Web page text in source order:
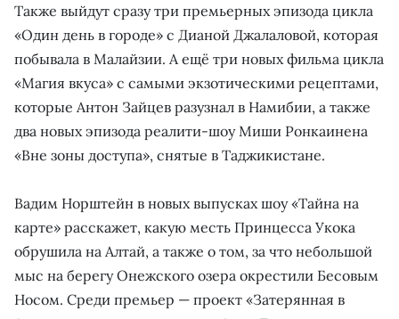
Также выйдут сразу три премьерных эпизода цикла
«Один день в городе» с Дианой Джалаловой, которая
побывала в Малайзии. А ещё три новых фильма цикла
«Магия вкуса» с самыми экзотическими рецептами,
которые Антон Зайцев разузнал в Намибии, а также
два новых эпизода реалити-шоу Миши Ронкаинена
«Вне зоны доступа», снятые в Таджикистане.
Вадим Норштейн в новых выпусках шоу «Тайна на
карте» расскажет, какую месть Принцесса Укока
обрушила на Алтай, а также о том, за что небольшой
мыс на берегу Онежского озера окрестили Бесовым
Носом. Среди премьер — проект «Затерянная в